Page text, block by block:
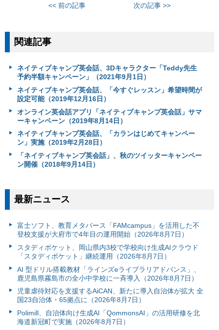
<< 前の記事 次の記事 >>
関連記事
ネイティブキャンプ英会話、3Dキャラクター「Teddy先生
予約半額キャンペーン」（2021年9月1日）
ネイティブキャンプ英会話、「今すぐレッスン」希望時間が
設定可能（2019年12月16日）
オンライン英会話アプリ「ネイティブキャンプ英会話」サマ
ーキャンペーン（2019年8月14日）
ネイティブキャンプ英会話、「カランはじめてキャンペー
ン」実施（2019年2月28日）
「ネイティブキャンプ英会話」、秋のツイッターキャンペー
ン開催（2018年9月14日）
最新ニュース
富⼠ソフト、教育メタバース「FAMcampus」を活用した不
登校支援が大府市で4年目の運用開始（2026年8月7日）
スタディポケット、岡山県内3校で学校向け生成AIクラウド
「スタディポケット」継続運用（2026年8月7日）
AI 型ドリル搭載教材「ラインズeライブラリアドバンス」、
鹿児島県霧島市の全小中学校に一斉導入（2026年8月7日）
児童虐待対応を支援するAiCAN、新たに導入自治体が拡大 全
国23自治体・65拠点に（2026年8月7日）
Polimill、自治体向け生成AI「QommonsAI」の活用研修を北
海道新冠町で実施（2026年8月7日）